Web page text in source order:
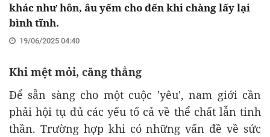
khác như hôn, âu yếm cho đến khi chàng lấy lại
bình tĩnh.
19/06/2025 04:40
Khi mệt mỏi, căng thẳng
Để sẵn sàng cho một cuộc 'yêu', nam giới cần
phải hội tụ đủ các yếu tố cả về thể chất lẫn tinh
thần. Trường hợp khi có những vấn đề về sức